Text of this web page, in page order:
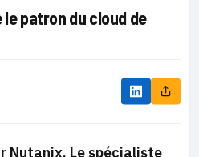
patron du cloud de
Nutanix. Le spécialiste